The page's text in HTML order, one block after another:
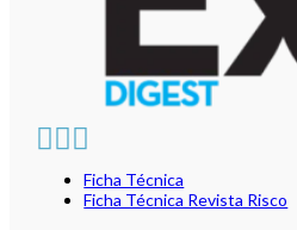
Ficha Técnica
Ficha Técnica Revista Risco